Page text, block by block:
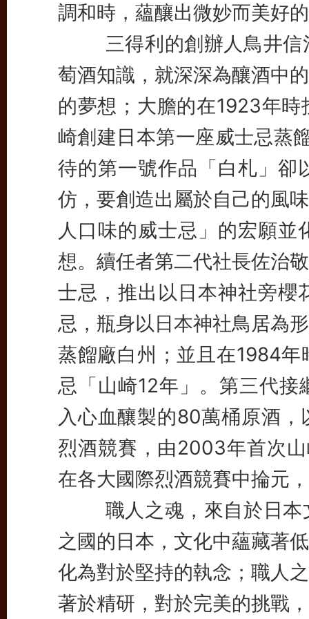
調和時，蘊釀出微妙而美好
三得利的創辦人鳥井信
萄酒知識，就深深為釀酒中
的夢想；大膽的在1923年
崎創建日本第一座威士忌蒸
待的第一號作品「白札」卻
仿，要創造出屬於自己的風
人口味的威士忌」的宏願
想。 續任者第二代社長佐治
士忌，推出以日本神社旁櫻
忌，瓶身以日本神社鳥居為
蒸餾廠白州；並且在1984
忌「山崎12年」。 第三代接
入心血釀製的80萬桶原酒
烈酒競賽，由2003年首次
在各大國際烈酒競賽中掄元
職人之魂，來自於日本
之國的日本，文化中蘊藏著
化為對於堅持的執念；職人
著於精研，對於完美的挑戰